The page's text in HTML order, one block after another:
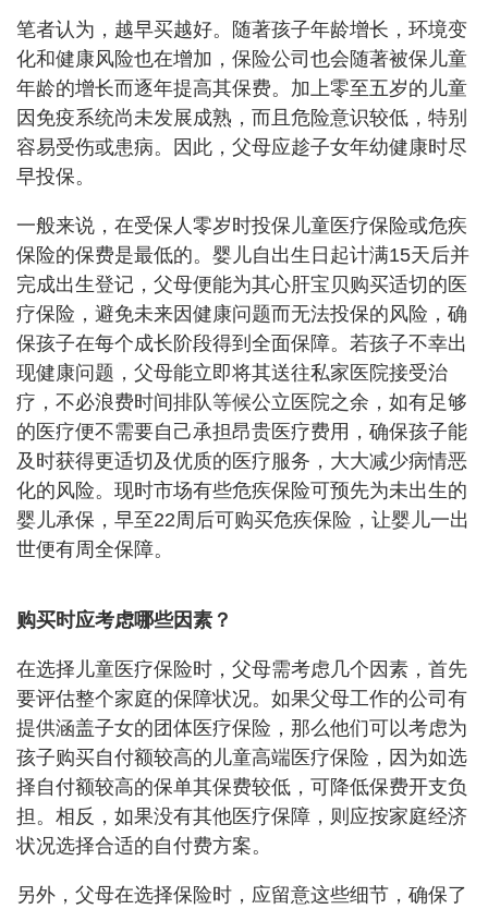
笔者认为，越早买越好。随著孩子年龄增长，环境变
化和健康风险也在增加，保险公司也会随著被保儿童
年龄的增长而逐年提高其保费。加上零至五岁的儿童
因免疫系统尚未发展成熟，而且危险意识较低，特别
容易受伤或患病。因此，父母应趁子女年幼健康时尽
早投保。
一般来说，在受保人零岁时投保儿童医疗保险或危疾
保险的保费是最低的。婴儿自出生日起计满15天后并
完成出生登记，父母便能为其心肝宝贝购买适切的医
疗保险，避免未来因健康问题而无法投保的风险，确
保孩子在每个成长阶段得到全面保障。若孩子不幸出
现健康问题，父母能立即将其送往私家医院接受治
疗，不必浪费时间排队等候公立医院之余，如有足够
的医疗便不需要自己承担昂贵医疗费用，确保孩子能
及时获得更适切及优质的医疗服务，大大减少病情恶
化的风险。现时市场有些危疾保险可预先为未出生的
婴儿承保，早至22周后可购买危疾保险，让婴儿一出
世便有周全保障。
购买时应考虑哪些因素？
在选择儿童医疗保险时，父母需考虑几个因素，首先
要评估整个家庭的保障状况。如果父母工作的公司有
提供涵盖子女的团体医疗保险，那么他们可以考虑为
孩子购买自付额较高的儿童高端医疗保险，因为如选
择自付额较高的保单其保费较低，可降低保费开支负
担。相反，如果没有其他医疗保障，则应按家庭经济
状况选择合适的自付费方案。
另外，父母在选择保险时，应留意这些细节，确保了